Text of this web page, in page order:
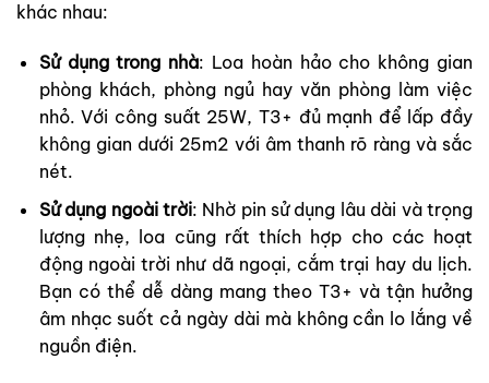
khác nhau:
Sử dụng trong nhà: Loa hoàn hảo cho không gian
phòng khách, phòng ngủ hay văn phòng làm việc
nhỏ. Với công suất 25W, T3+ đủ mạnh để lấp đầy
không gian dưới 25m2 với âm thanh rõ ràng và sắc
nét.
Sử dụng ngoài trời: Nhờ pin sử dụng lâu dài và trọng
lượng nhẹ, loa cũng rất thích hợp cho các hoạt
động ngoài trời như dã ngoại, cắm trại hay du lịch.
Bạn có thể dễ dàng mang theo T3+ và tận hưởng
âm nhạc suốt cả ngày dài mà không cần lo lắng về
nguồn điện.